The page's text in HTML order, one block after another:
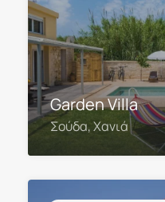
Garden Villa
Σούδα, Χανιά